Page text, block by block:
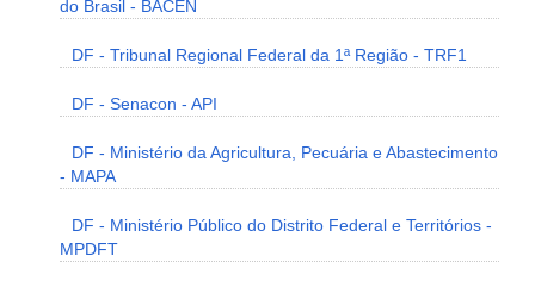
do Brasil - BACEN
DF - Tribunal Regional Federal da 1ª Região - TRF1
DF - Senacon - API
DF - Ministério da Agricultura, Pecuária e Abastecimento
- MAPA
DF - Ministério Público do Distrito Federal e Territórios -
MPDFT